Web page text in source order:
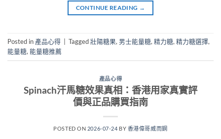
CONTINUE READING →
Posted in 產品心得 Tagged壯陽糖果, 男士能量糖,精力糖,精力糖選擇,
能量糖,能量糖推薦
產品心得
Spinach汗馬糖效果真相：香港用家真實評
價與正品購買指南
POSTED ON 2026-07-24 BY 香港偉哥威而鋼